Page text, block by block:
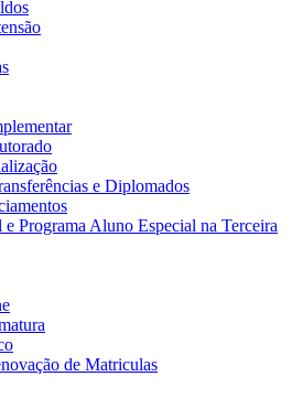
e Diplomados
Programa Aluno Especial na Terceira
de Matriculas